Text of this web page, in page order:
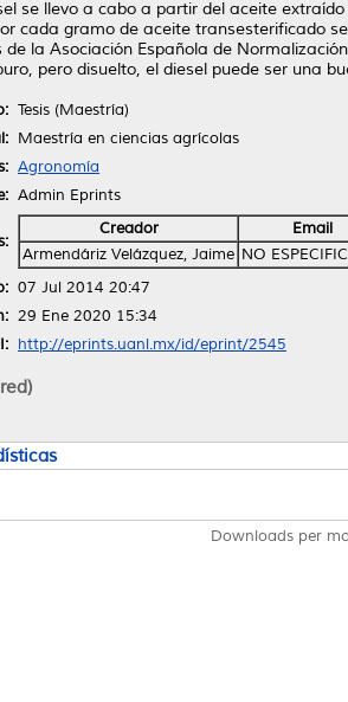
se llevo a cabo a partir del aceite
cada gramo de aceite transesterificado
la Asociación Española de
pero disuelto, el diesel puede ser una
Tesis (Maestría)
Maestría en ciencias agrícolas
Agronomía
Admin Eprints
Creador Email
Armendáriz Velázquez, Jaime NO
07 Jul 2014 20:47
29 Ene 2020 15:34
http://eprints.uanl.mx/id/eprint/2545
Downloads per